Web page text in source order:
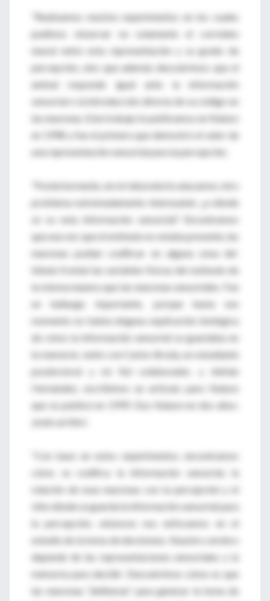
“Realizamos muchos experimentos en los cuales
pudimos observar no solamente el correlato
neural entre esta representación y su grado de
percepción, sino que además descubrimos que el
animal responde igual ante la información
sensorial o la introducción directa de su código en
las neuronas. Este trabajo lo publicamos en Nature
en 1998 y fue el primero que demostró el valor de
una representación sensorial para la percepción.
“Posteriormente, en mi laboratorio atacamos otro
problema extremadamente interesante: ¿a dónde
se va esta información sensorial? Encontramos
que una vez que el estímulo no estaba presente, las
neuronas podían codificar en alguna zona del
lóbulo frontal las variables físicas del estímulo de
la misma manera que las neuronas sensoriales. Fue
un hallazgo importante, porque hasta ese
momento no había ninguna explicación biológica
de cómo la información sensorial se guardaba en
la memoria. Junto con Carlos Brody, un estudiante
posdoctoral y mi fiel colaborador, y Adrián
Hernández, escribimos un artículo para Nature
que se publicó en 1999. Dos Nature en dos años:
¡todo un hito!.
“Con base en estos experimentos, encontramos
cómo se codifica la información sensorial, la
relación de esas neuronas con la percepción y el
sitio dónde se guarda la información sensorial para
la percepción, entonces nos enfocamos en el
estudio de la toma de decisiones. Nuestro cerebro
depende de las representaciones sensoriales y la
memoria para decidir. Descubrimos cómo es que
las neuronas “deliberan” para generar la toma de